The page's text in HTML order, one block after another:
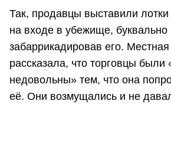
Так, продавцы выставили
на входе в убежище, буквально
забаррикадировав его.
рассказала, что торговцы были
недовольны» тем, что она
её. Они возмущались и не